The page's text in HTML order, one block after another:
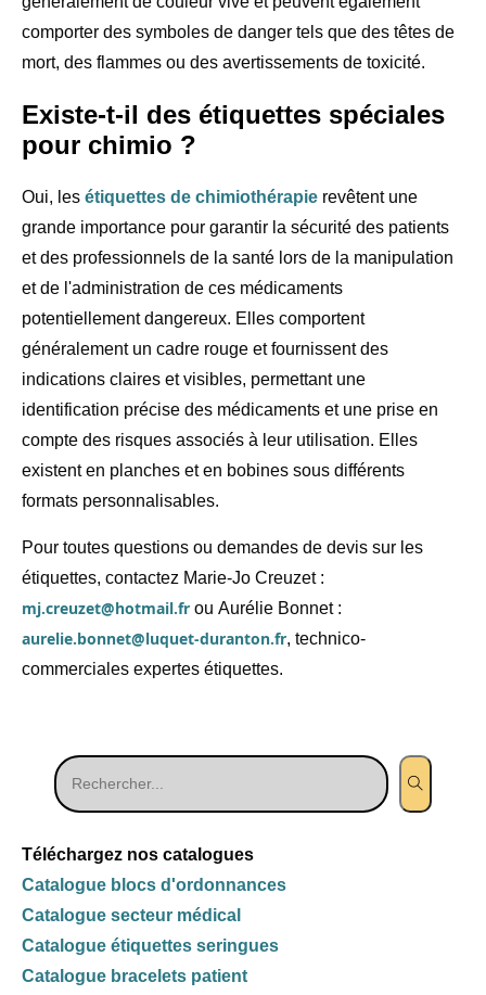
comporter des symboles de danger tels que des têtes de
mort, des flammes ou des avertissements de toxicité.
Existe-t-il des étiquettes spéciales
pour chimio ?
Oui, les étiquettes de chimiothérapie revêtent une
grande importance pour garantir la sécurité des patients
et des professionnels de la santé lors de la manipulation
et de l'administration de ces médicaments
potentiellement dangereux. Elles comportent
généralement un cadre rouge et fournissent des
indications claires et visibles, permettant une
identification précise des médicaments et une prise en
compte des risques associés à leur utilisation. Elles
existent en planches et en bobines sous différents
formats personnalisables.
Pour toutes questions ou demandes de devis sur les
étiquettes, contactez Marie-Jo Creuzet:
mj.creuzet@hotmail.fr ou Aurélie Bonnet:
aurelie.bonnet@luquet-duranton.fr, technico-
commerciales expertes étiquettes.
Téléchargez nos catalogues
Catalogue blocs d'ordonnances
Catalogue secteur médical
Catalogue étiquettes seringues
Catalogue bracelets patient